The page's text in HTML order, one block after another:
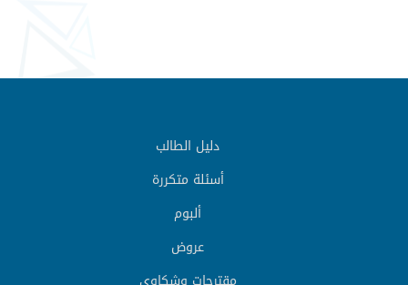
دليل الطالب
أسئلة متكررة
ألبوم
عروض